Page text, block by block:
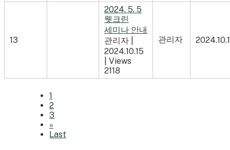
13
2024. 5. 5
웻크린
세미나 안내
관리자
2024.10.15
Views
2118
관리자
1
2
3
»
Last